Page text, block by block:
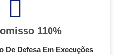
110%
De Defesa Em Execuções